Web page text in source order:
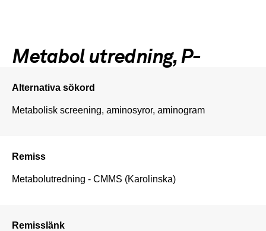
Metabol utredning, P-
Alternativa sökord
Metabolisk screening, aminosyror, aminogram
Remiss
Metabolutredning - CMMS (Karolinska)
Remisslänk